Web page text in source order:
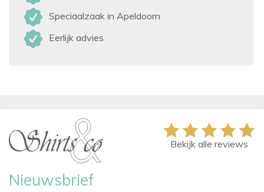
Speciaalzaak in Apeldoorn
Eerlijk advies
Nieuwsbrief
Bekijk alle reviews